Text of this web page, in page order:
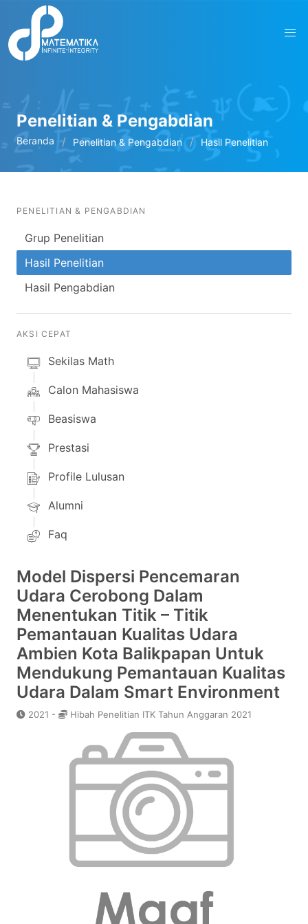
Penelitian & Pengabdian
Beranda Penelitian & Pengabdian Hasil Penelitian
PENELITIAN & PENGABDIAN
Grup Penelitian
Hasil Penelitian
Hasil Pengabdian
AKSI CEPAT
Sekilas Math
Calon Mahasiswa
Beasiswa
Prestasi
Profile Lulusan
Alumni
Faq
Model Dispersi Pencemaran
Udara Cerobong Dalam
Menentukan Titik – Titik
Pemantauan Kualitas Udara
Ambien Kota Balikpapan Untuk
Mendukung Pemantauan Kualitas
Udara Dalam Smart Environment
2021 - Hibah Penelitian ITK Tahun Anggaran 2021